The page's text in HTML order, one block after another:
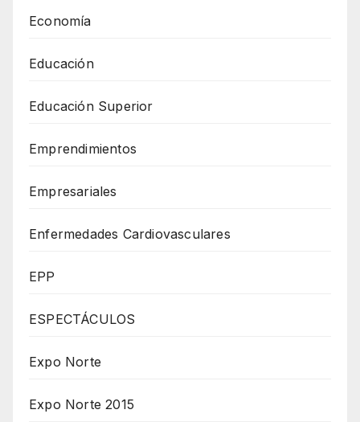
Economía
Educación
Educación Superior
Emprendimientos
Empresariales
Enfermedades Cardiovasculares
EPP
ESPECTÁCULOS
Expo Norte
Expo Norte 2015